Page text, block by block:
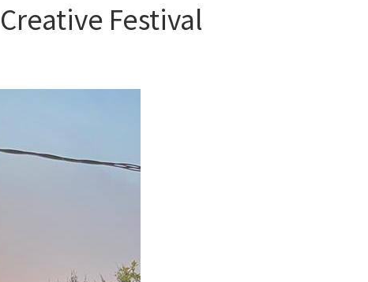
Festival